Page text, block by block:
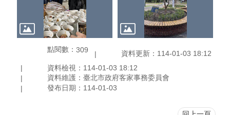
點閱數： 309
資料更新：114-01-03 18:12
資料檢視：114-01-03 18:12
資料維護：臺北市政府客家事務委員會
發布日期：114-01-03